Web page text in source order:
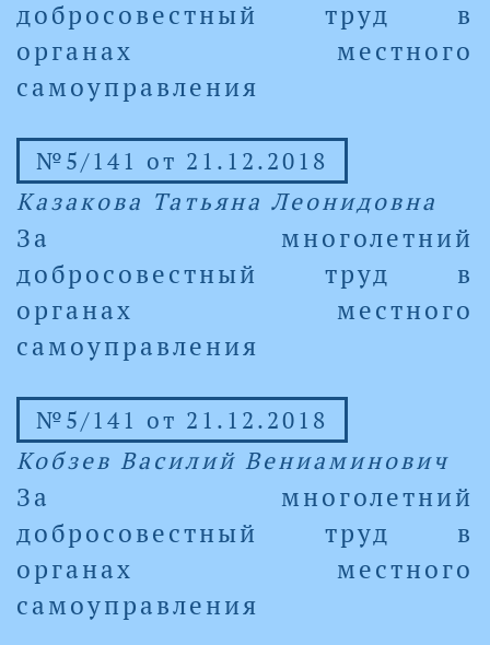
добросовестный труд в
органах местного
самоуправления
№5/141 от 21.12.2018
Казакова Татьяна Леонидовна
За многолетний
добросовестный труд в
органах местного
самоуправления
№5/141 от 21.12.2018
Кобзев Василий Вениаминович
За многолетний
добросовестный труд в
органах местного
самоуправления